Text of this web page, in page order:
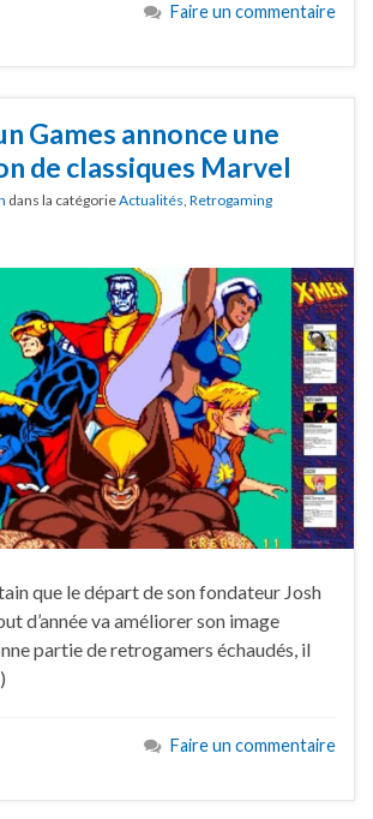
Faire un commentaire
Games annonce une
de classiques Marvel
dans la catégorieActualités Retrogaming
que le départ de son fondateur Josh
d’année va améliorer son image
partie de retrogamers échaudés, il
Faire un commentaire